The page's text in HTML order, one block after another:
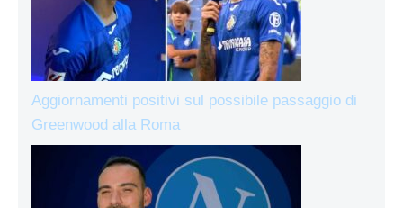
Aggiornamenti positivi sul possibile passaggio di
Greenwood alla Roma